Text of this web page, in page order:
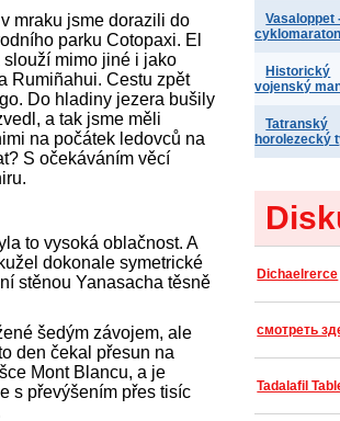
mraku jsme dorazili do
parku Cotopaxi. El
slouží mimo jiné i jako
Rumiñahui. Cestu zpět
Do hladiny jezera bušily
a tak jsme měli
na počátek ledovců na
S očekáváním věcí
to vysoká oblačnost. A
dokonale symetrické
stěnou Yanasacha těsně
šedým závojem, ale
den čekal přesun na
Mont Blancu, a je
s převýšením přes tisíc
Vasaloppet
cyklomaraton
Historický
vojenský
Tatranský
horolezecký
Dichaelrerce
смотреть
Tadalafil